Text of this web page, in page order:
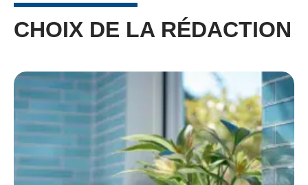
CHOIX DE LA RÉDACTION